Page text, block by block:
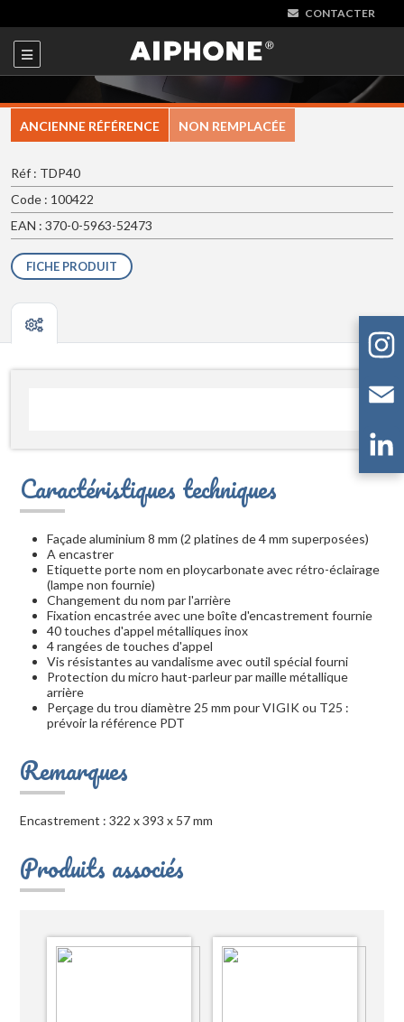
CONTACTER
ANCIENNE RÉFÉRENCE NON REMPLACÉE
Réf : TDP40
Code : 100422
EAN : 370-0-5963-52473
FICHE PRODUIT
Caractéristiques techniques
Façade aluminium 8 mm (2 platines de 4 mm superposées)
A encastrer
Etiquette porte nom en ploycarbonate avec rétro-éclairage
(lampe non fournie)
Changement du nom par l'arrière
Fixation encastrée avec une boîte d'encastrement fournie
40 touches d'appel métalliques inox
4 rangées de touches d'appel
Vis résistantes au vandalisme avec outil spécial fourni
Protection du micro haut-parleur par maille métallique
arrière
Perçage du trou diamètre 25 mm pour VIGIK ou T25 :
prévoir la référence PDT
Remarques
Encastrement : 322 x 393 x 57 mm
Produits associés